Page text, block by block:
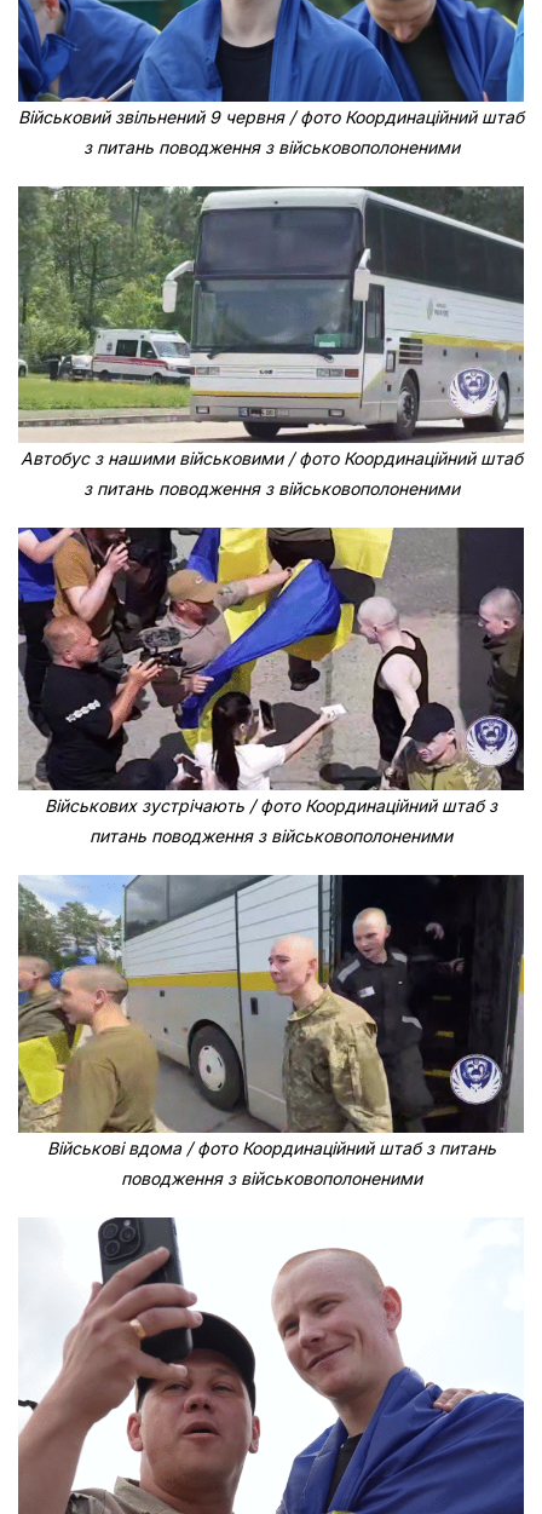
Військовий звільнений 9 червня / фото Координаційний штаб
з питань поводження з військовополоненими
Автобус з нашими військовими / фото Координаційний штаб
з питань поводження з військовополоненими
Військових зустрічають / фото Координаційний штаб з
питань поводження з військовополоненими
Військові вдома / фото Координаційний штаб з питань
поводження з військовополоненими